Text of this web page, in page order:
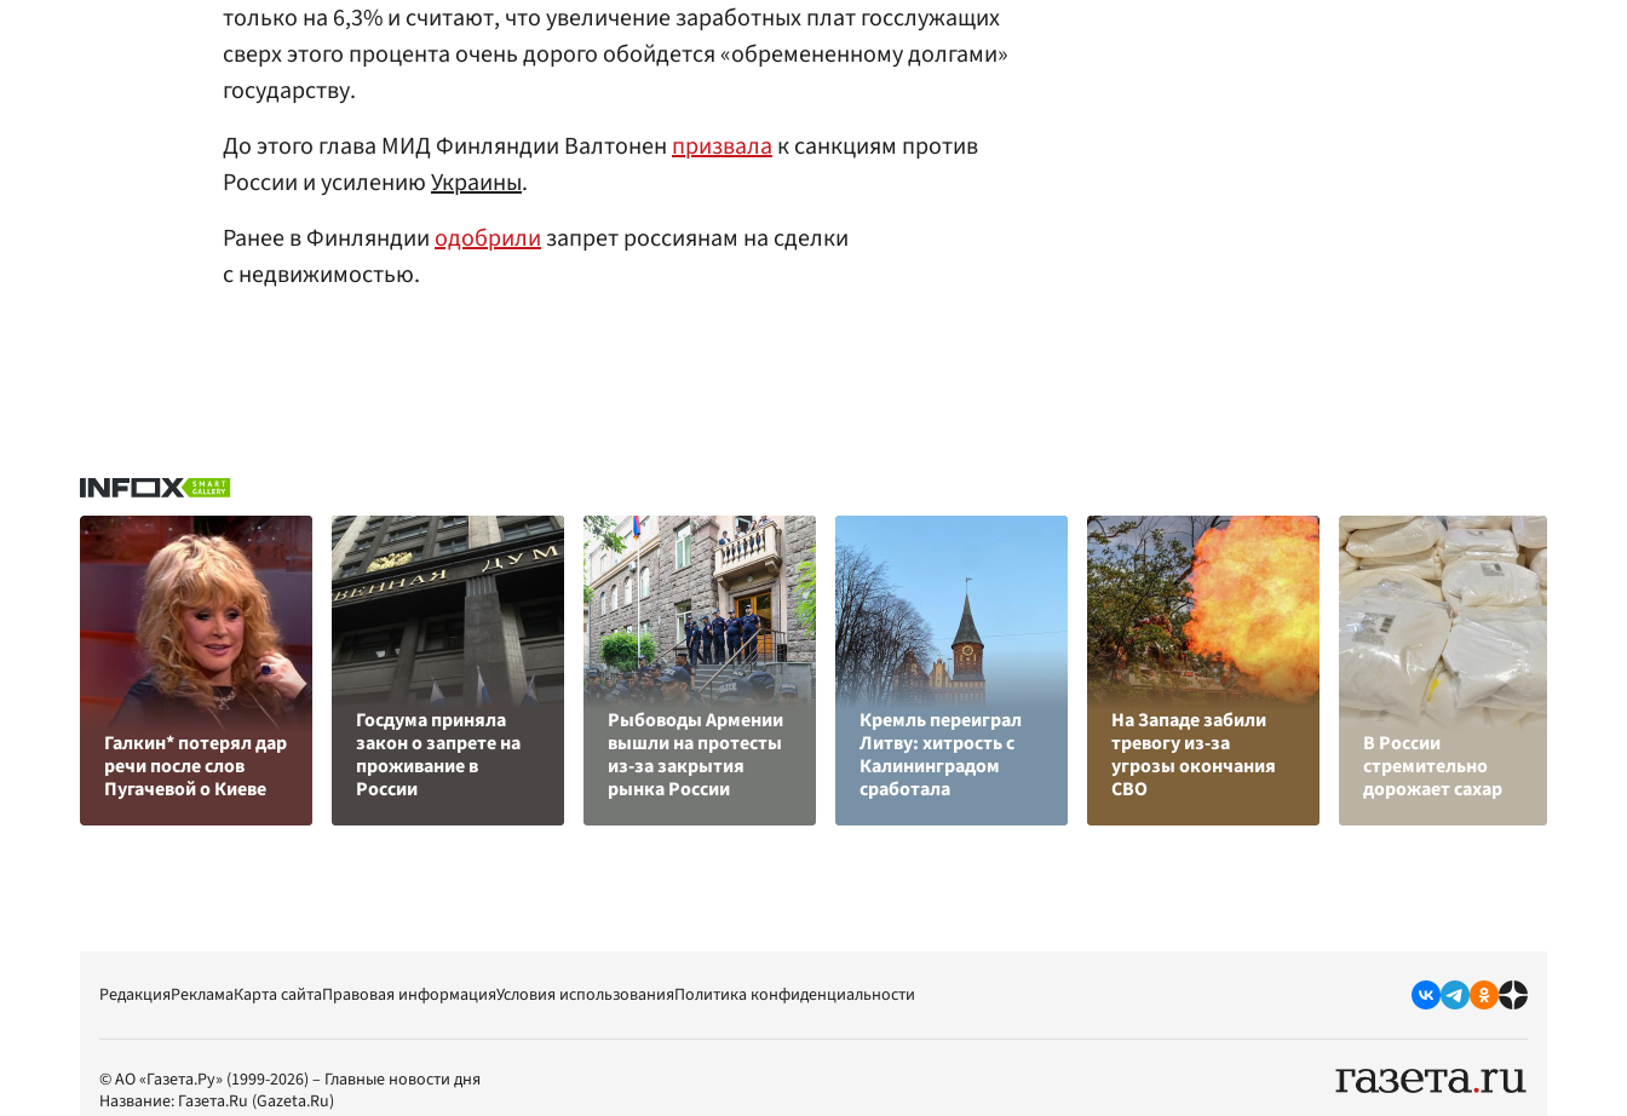
только на 6,3% и считают, что увеличение заработных плат госслужащих
сверх этого процента очень дорого обойдется «обремененному долгами»
государству.
До этого глава МИД Финляндии Валтоненпризвалак санкциям против
России и усилениюУкраины.
Ранее в Финляндииодобрилизапрет россиянам на сделки
с недвижимостью.
Галкин* потерял дар
речи после слов
Пугачевой о Киеве
Госдума приняла
закон о запрете на
проживание в
России
Рыбоводы Армении
вышли на протесты
из-за закрытия
рынка России
Кремль переиграл
Литву: хитрость с
Калининградом
сработала
На Западе забили
тревогу из-за
угрозы окончания
СВО
В России
стремительно
дорожает сахар
РедакцияРекламаКарта сайтаПравовая информацияУсловия использованияПолитика конфиденциальности
© АО «Газета.Ру» (1999-2026) – Главные новости дня
Название: Газета.Ru (Gazeta.Ru)